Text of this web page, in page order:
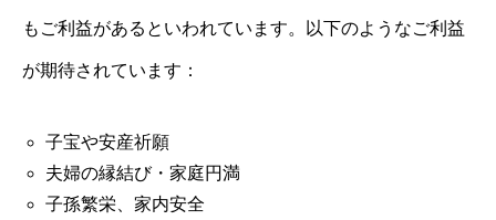
もご利益があるといわれています。以下のようなご利益
が期待されています：
子宝や安産祈願
夫婦の縁結び・家庭円満
子孫繁栄、家内安全